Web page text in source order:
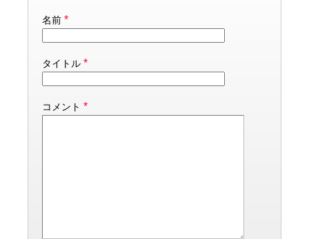
名前 *
タイトル *
コメント *